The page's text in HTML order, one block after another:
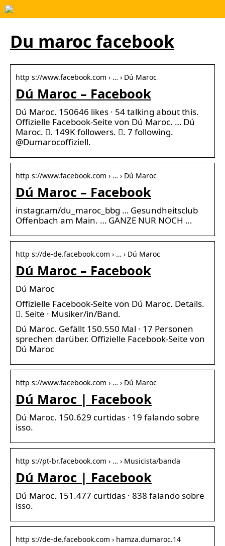
Du maroc facebook
http s://www.facebook.com › … › Dú Maroc
Dú Maroc – Facebook
Dú Maroc. 150646 likes · 54 talking about this.
Offizielle Facebook-Seite von Dú Maroc. … Dú
Maroc. 󱙄. 149K followers. 󱞋. 7 following.
@Dumarocoffiziell.
http s://www.facebook.com › … › Dú Maroc
Dú Maroc – Facebook
instagr.am/du_maroc_bbg … Gesundheitsclub
Offenbach am Main. … GANZE NUR NOCH …
http s://de-de.facebook.com › … › Dú Maroc
Dú Maroc – Facebook
Dú Maroc
Offizielle Facebook-Seite von Dú Maroc. Details.
󱛐. Seite · Musiker/in/Band.
Dú Maroc. Gefällt 150.550 Mal · 17 Personen
sprechen darüber. Offizielle Facebook-Seite von
Dú Maroc
http s://www.facebook.com › … › Dú Maroc
Dú Maroc | Facebook
Dú Maroc. 150.629 curtidas · 19 falando sobre
isso.
http s://pt-br.facebook.com › … › Musicista/banda
Dú Maroc | Facebook
Dú Maroc. 151.477 curtidas · 838 falando sobre
isso.
http s://de-de.facebook.com › hamza.dumaroc.14